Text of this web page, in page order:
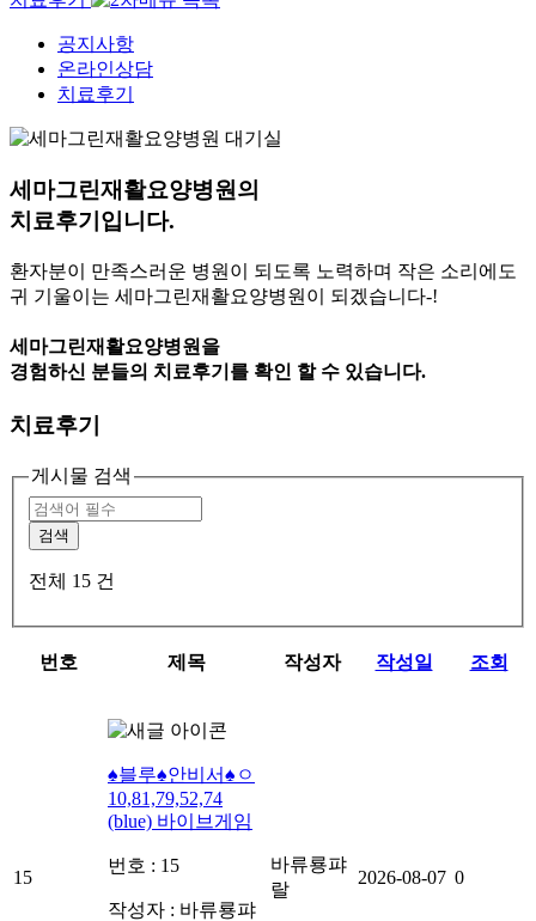
공지사항
온라인상담
치료후기
세마그린재활요양병원의
치료후기 입니다.
환자분이 만족스러운 병원이 되도록 노력하며 작은 소리에도
귀 기울이는 세마그린재활요양병원이 되겠습니다-!
세마그린재활요양병원을
경험하신 분들의 치료후기 를 확인 할 수 있습니다.
치료후기
게시물 검색
검색
전체 15 건
번호 제목 작성자 작성일 조회
15
♠블루♠안비서♠ㅇ
10,81,79,52,74
(blue) 바이브게임
번호 : 15
작성자 : 바류룡퍄
바류룡퍄
랄
2026-08-07 0